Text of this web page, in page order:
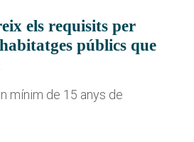
els requisits per
públics que
mínim de 15 anys de